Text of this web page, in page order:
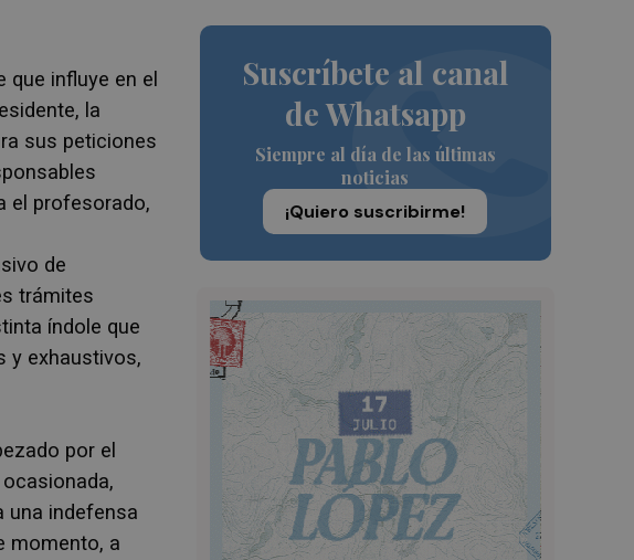
Suscríbete al canal
de Whatsapp
Siempre al día de las últimas
noticias
¡Quiero suscribirme!
influye en el
la
sus peticiones
el profesorado,
de
trámites
índole que
y exhaustivos,
por el
una indefensa
momento, a